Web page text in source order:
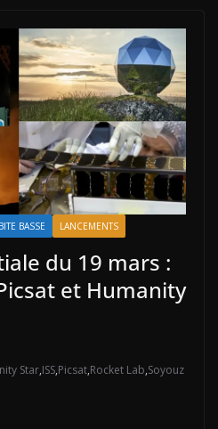
BASSE LANCEMENTS
du 19 mars :
et Humanity
Star,ISS,Picsat,Rocket Lab,Soyouz